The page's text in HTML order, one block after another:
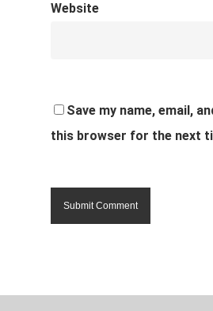
Website
Save my name, email,
this browser for the next